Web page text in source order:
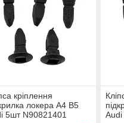
кріплення
локера A4 B5
5шт N90821401